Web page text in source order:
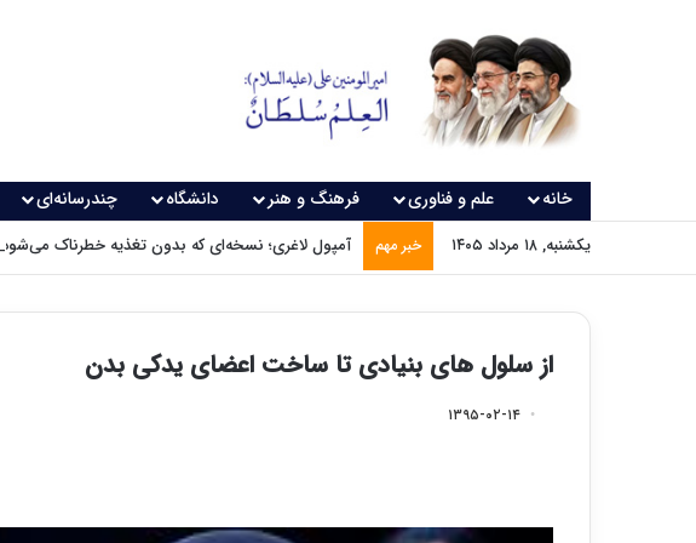
خانه علم و فناوری فرهنگ و هنر دانشگاه چندرسانه‌ای
یکشنبه, ۱۸ مرداد ۱۴۰۵ خبر مهم آمپول لاغری؛ نسخه‌ای که بدون تغذیه خطرناک می‌شود
از سلول های بنیادی تا ساخت اعضای یدکی بدن
۱۳۹۵-۰۲-۱۴